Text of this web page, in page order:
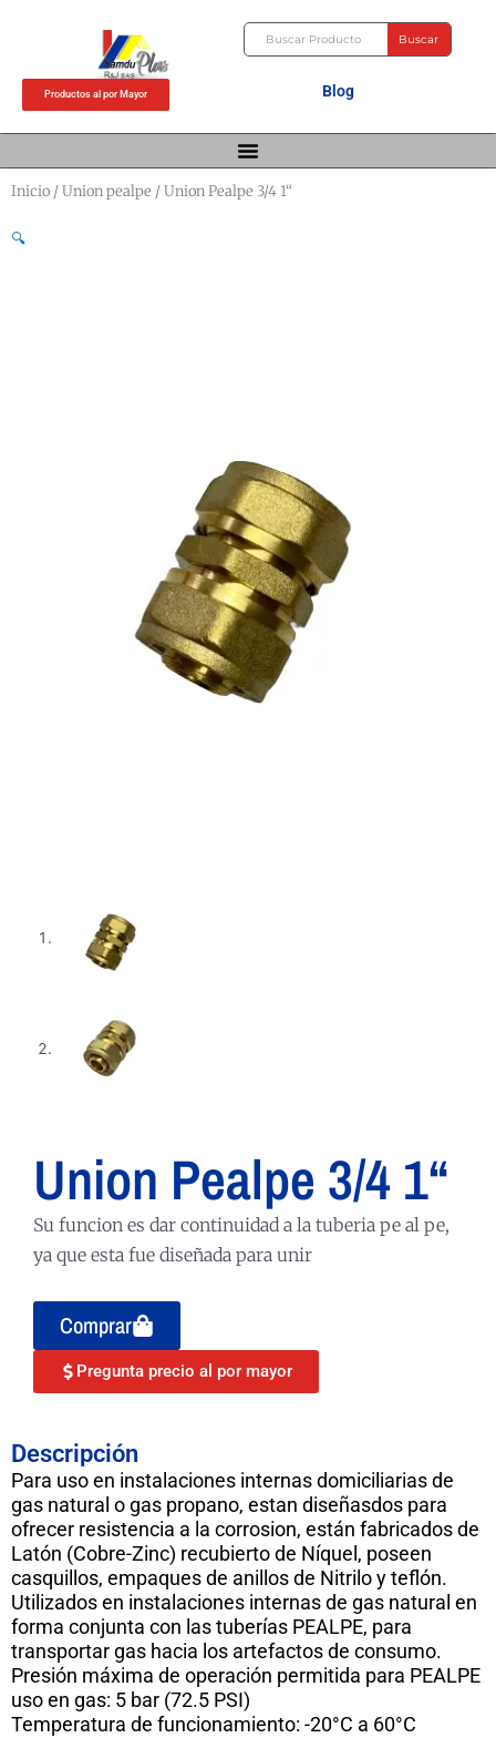
Buscar Buscar
Productos al por Mayor Blog
Inicio /Union pealpe / Union Pealpe 3/4 1“
🔍
Union Pealpe 3/4 1“
Su funcion es dar continuidad a la tuberia pe al pe,
ya que esta fue diseñada para unir
Comprar
Pregunta precio al por mayor
Descripción
Para uso en instalaciones internas domiciliarias de
gas natural o gas propano, estan diseñasdos para
ofrecer resistencia a la corrosion, están fabricados de
Latón (Cobre-Zinc) recubierto de Níquel, poseen
casquillos, empaques de anillos de Nitrilo y teflón.
Utilizados en instalaciones internas de gas natural en
forma conjunta con las tuberías PEALPE, para
transportar gas hacia los artefactos de consumo.
Presión máxima de operación permitida para PEALPE
uso en gas: 5 bar (72.5 PSI)
Temperatura de funcionamiento: -20°C a 60°C